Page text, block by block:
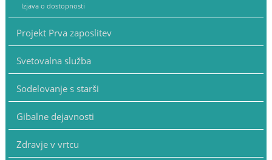
Izjava o dostopnosti
Projekt Prva zaposlitev
Svetovalna služba
Sodelovanje s starši
Gibalne dejavnosti
Zdravje v vrtcu